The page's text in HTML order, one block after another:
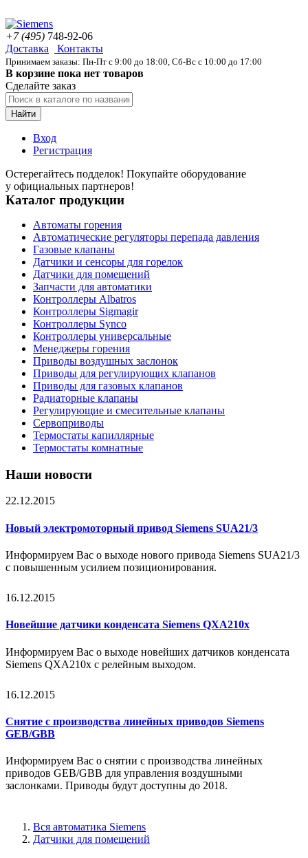
+7 (495) 748-92-06
Доставка
Контакты
Принимаем заказы: Пн-Пт с 9:00 до 18:00, Сб-Вс с 10:00 до 17:00
В корзине пока нет товаров
Сделайте заказ
Найти
Вход
Регистрация
Остерегайтесь подделок! Покупайте оборудование
у официальных партнеров!
Каталог продукции
Автоматы горения
Автоматические регуляторы перепада давления
Газовые клапаны
Датчики и сенсоры для горелок
Датчики для помещений
Запчасти для автоматики
Контроллеры Albatros
Контроллеры Sigmagir
Контроллеры Synco
Контроллеры универсальные
Менеджеры горения
Приводы воздушных заслонок
Приводы для регулирующих клапанов
Приводы для газовых клапанов
Радиаторные клапаны
Регулирующие и смесительные клапаны
Сервоприводы
Термостаты капиллярные
Термостаты комнатные
Наши новости
22.12.2015
Новый электромоторный привод Siemens SUA21/3
Информируем Вас о выходе нового привода Siemens SUA21/3
с повышенным усилием позиционирования.
16.12.2015
Новейшие датчики конденсата Siemens QXA210x
Информируем Вас о выходе новейших датчиков конденсата
Siemens QXA210x с релейным выходом.
16.12.2015
Снятие с производства линейных приводов Siemens
GEB/GBB
Информируем Вас о снятии с производства линейных
приводов GEB/GBB для управления воздушными
заслонками. Приводы будут доступны до 2018.
Вся автоматика Siemens
Датчики для помещений